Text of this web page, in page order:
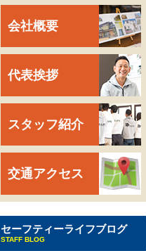
会社概要
代表挨拶
スタッフ紹介
交通アクセス
セーフティーライフブログ
STAFF BLOG